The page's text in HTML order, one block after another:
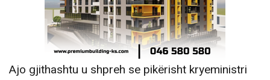
Ajo gjithashtu u shpreh se pikërisht kryeministri